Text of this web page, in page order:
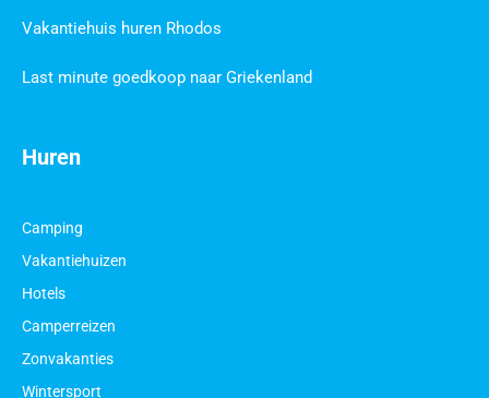
Huren
Camping
Vakantiehuizen
Hotels
Camperreizen
Zonvakanties
Wintersport
Vakantiehuis huren Rhodos
Last minute goedkoop naar Griekenland